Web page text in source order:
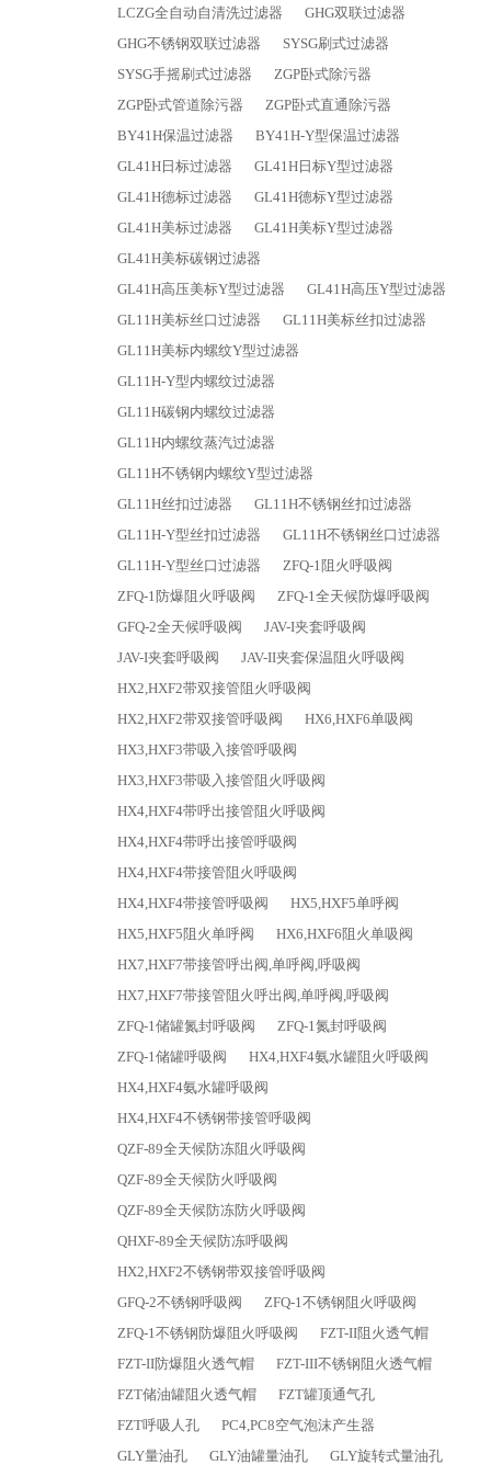
LCZG全自动自清洗过滤器
GHG双联过滤器
GHG不锈钢双联过滤器
SYSG刷式过滤器
SYSG手摇刷式过滤器
ZGP卧式除污器
ZGP卧式管道除污器
ZGP卧式直通除污器
BY41H保温过滤器
BY41H-Y型保温过滤器
GL41H日标过滤器
GL41H日标Y型过滤器
GL41H德标过滤器
GL41H德标Y型过滤器
GL41H美标过滤器
GL41H美标Y型过滤器
GL41H美标碳钢过滤器
GL41H高压美标Y型过滤器
GL41H高压Y型过滤器
GL11H美标丝口过滤器
GL11H美标丝扣过滤器
GL11H美标内螺纹Y型过滤器
GL11H-Y型内螺纹过滤器
GL11H碳钢内螺纹过滤器
GL11H内螺纹蒸汽过滤器
GL11H不锈钢内螺纹Y型过滤器
GL11H丝扣过滤器
GL11H不锈钢丝扣过滤器
GL11H-Y型丝扣过滤器
GL11H不锈钢丝口过滤器
GL11H-Y型丝口过滤器
ZFQ-1阻火呼吸阀
ZFQ-1防爆阻火呼吸阀
ZFQ-1全天候防爆呼吸阀
GFQ-2全天候呼吸阀
JAV-I夹套呼吸阀
JAV-I夹套呼吸阀
JAV-II夹套保温阻火呼吸阀
HX2,HXF2带双接管阻火呼吸阀
HX2,HXF2带双接管呼吸阀
HX6,HXF6单吸阀
HX3,HXF3带吸入接管呼吸阀
HX3,HXF3带吸入接管阻火呼吸阀
HX4,HXF4带呼出接管阻火呼吸阀
HX4,HXF4带呼出接管呼吸阀
HX4,HXF4带接管阻火呼吸阀
HX4,HXF4带接管呼吸阀
HX5,HXF5单呼阀
HX5,HXF5阻火单呼阀
HX6,HXF6阻火单吸阀
HX7,HXF7带接管呼出阀,单呼阀,呼吸阀
HX7,HXF7带接管阻火呼出阀,单呼阀,呼吸阀
ZFQ-1储罐氮封呼吸阀
ZFQ-1氮封呼吸阀
ZFQ-1储罐呼吸阀
HX4,HXF4氨水罐阻火呼吸阀
HX4,HXF4氨水罐呼吸阀
HX4,HXF4不锈钢带接管呼吸阀
QZF-89全天候防冻阻火呼吸阀
QZF-89全天候防火呼吸阀
QZF-89全天候防冻防火呼吸阀
QHXF-89全天候防冻呼吸阀
HX2,HXF2不锈钢带双接管呼吸阀
GFQ-2不锈钢呼吸阀
ZFQ-1不锈钢阻火呼吸阀
ZFQ-1不锈钢防爆阻火呼吸阀
FZT-II阻火透气帽
FZT-II防爆阻火透气帽
FZT-III不锈钢阻火透气帽
FZT储油罐阻火透气帽
FZT罐顶通气孔
FZT呼吸人孔
PC4,PC8空气泡沫产生器
GLY量油孔
GLY油罐量油孔 GLY旋转式量油孔